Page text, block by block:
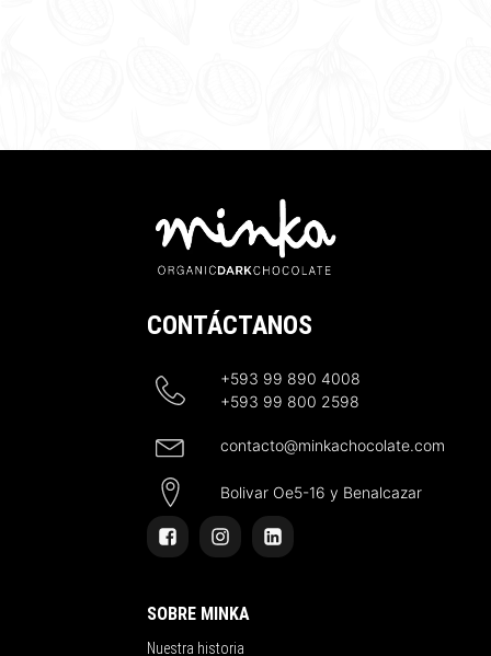
CONTÁCTANOS
+593 99 890 4008
+593 99 800 2598
contacto@minkachocolate.com
Bolivar Oe5-16 y Benalcazar
SOBRE MINKA
Nuestra historia